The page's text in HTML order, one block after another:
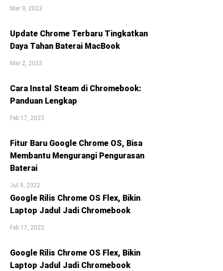
Mar 9, 2023
Update Chrome Terbaru Tingkatkan
Daya Tahan Baterai MacBook
Mar 2, 2023
Cara Instal Steam di Chromebook:
Panduan Lengkap
Feb 17, 2023
Fitur Baru Google Chrome OS, Bisa
Membantu Mengurangi Pengurasan
Baterai
Jul 9, 2022
Google Rilis Chrome OS Flex, Bikin
Laptop Jadul Jadi Chromebook
Feb 17, 2022
Google Rilis Chrome OS Flex, Bikin
Laptop Jadul Jadi Chromebook